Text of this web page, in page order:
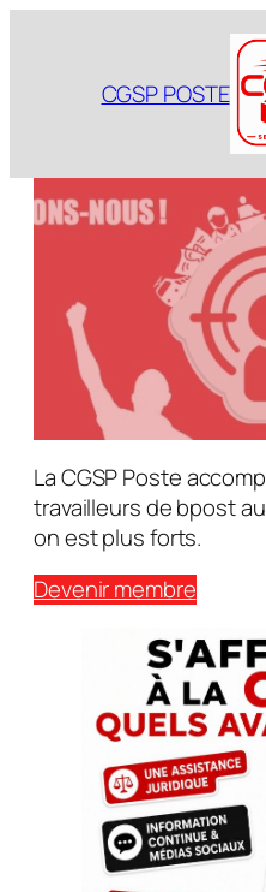
CGSP POSTE
La CGSP Poste
travailleurs de bpost
on est plus forts.
Devenir membre